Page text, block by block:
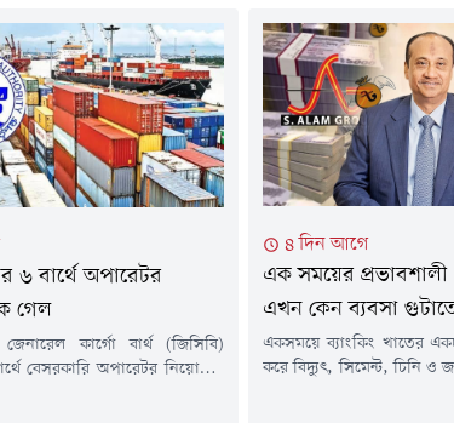
উৎপাদনশিল্প থেকে শুরু করে
কৃত্রিম বুদ্ধিমত্তার ব্যবহার
উৎপাদনশীলতা বাড়ছে,
জলাবদ্ধতা এবং
চাপ।মঙ্গলবার (৪ আগস্ট)
সড়ক ঘুরে দেখা যায়, বৃষ্টির...
৬ বার্থে অপারেটর
গেল
জেনারেল কার্গো বার্থ (জিসিবি)
বেসরকারি অপারেটর নিয়োগের
৪ দিন আগে
এক সময়ের
এখন কেন ব্যবসা
একসময়ে ব্যাংকিং খাতের
করে বিদ্যুৎ, সিমেন্ট, চিনি ও